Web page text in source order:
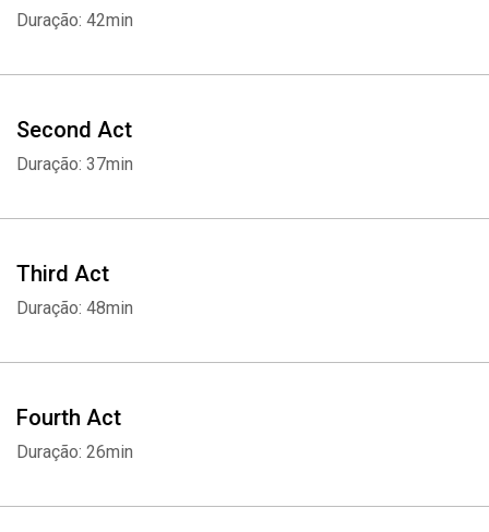
Duração: 42min
Second Act
Duração: 37min
Third Act
Duração: 48min
Fourth Act
Duração: 26min